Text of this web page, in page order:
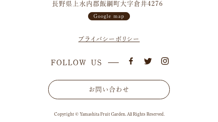
長野県上水内郡飯綱町大字倉井4276
Google map
プライバシーポリシー
お問い合わせ
Copyright © Yamashita Fruit Garden. All Rights Reserved.